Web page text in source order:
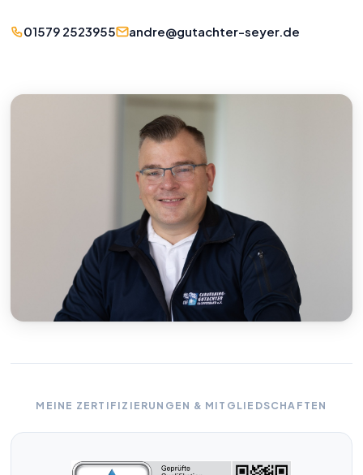
01579 2523955 andre@gutachter-seyer.de
MEINE ZERTIFIZIERUNGEN & MITGLIEDSCHAFTEN